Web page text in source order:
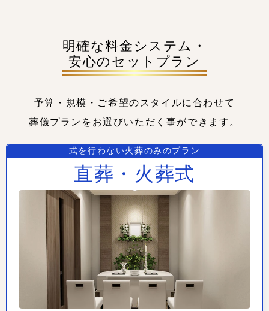
明確な料金システム・
安心のセットプラン
予算・規模・ご希望のスタイルに合わせて
葬儀プランをお選びいただく事ができます。
式を行わない火葬のみのプラン
直葬・火葬式